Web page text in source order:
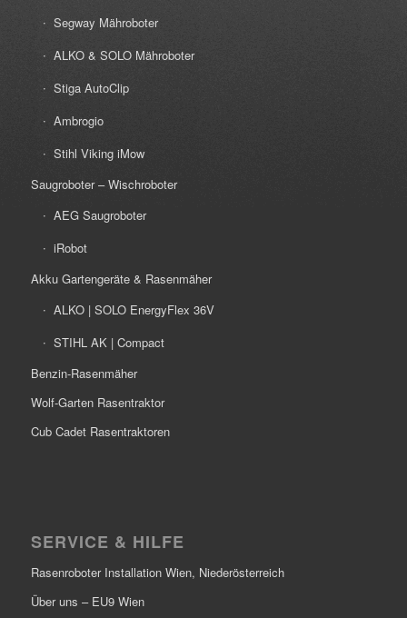
Segway Mähroboter
ALKO & SOLO Mähroboter
Stiga AutoClip
Ambrogio
Stihl Viking iMow
Saugroboter – Wischroboter
AEG Saugroboter
iRobot
Akku Gartengeräte & Rasenmäher
ALKO | SOLO EnergyFlex 36V
STIHL AK | Compact
Benzin-Rasenmäher
Wolf-Garten Rasentraktor
Cub Cadet Rasentraktoren
SERVICE & HILFE
Rasenroboter Installation Wien, Niederösterreich
Über uns – EU9 Wien